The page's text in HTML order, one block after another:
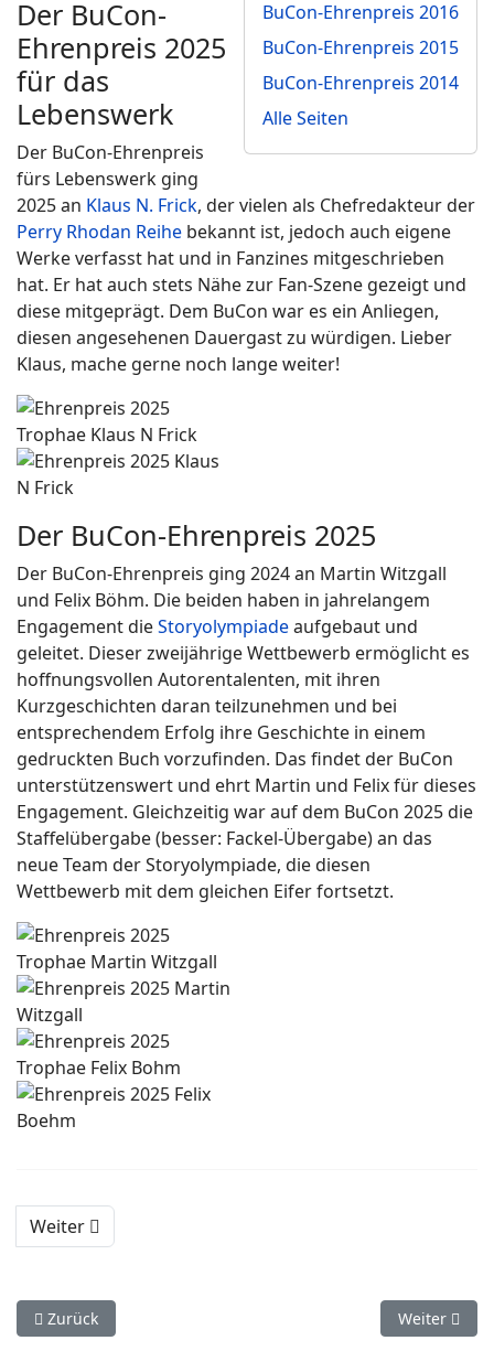
BuCon-Ehrenpreis 2016
BuCon-Ehrenpreis 2015
BuCon-Ehrenpreis 2014
Alle Seiten
Der BuCon-
Ehrenpreis 2025
für das
Lebenswerk
Der BuCon-Ehrenpreis
fürs Lebenswerk ging
2025 an Klaus N. Frick, der vielen als Chefredakteur der
Perry Rhodan Reihe bekannt ist, jedoch auch eigene
Werke verfasst hat und in Fanzines mitgeschrieben
hat. Er hat auch stets Nähe zur Fan-Szene gezeigt und
diese mitgeprägt. Dem BuCon war es ein Anliegen,
diesen angesehenen Dauergast zu würdigen. Lieber
Klaus, mache gerne noch lange weiter!
Der BuCon-Ehrenpreis 2025
Der BuCon-Ehrenpreis ging 2024 an Martin Witzgall
und Felix Böhm. Die beiden haben in jahrelangem
Engagement dieStoryolympiadeaufgebaut und
geleitet. Dieser zweijährige Wettbewerb ermöglicht es
hoffnungsvollen Autorentalenten, mit ihren
Kurzgeschichten daran teilzunehmen und bei
entsprechendem Erfolg ihre Geschichte in einem
gedruckten Buch vorzufinden. Das findet der BuCon
unterstützenswert und ehrt Martin und Felix für dieses
Engagement. Gleichzeitig war auf dem BuCon 2025 die
Staffelübergabe (besser: Fackel-Übergabe) an das
neue Team der Storyolympiade, die diesen
Wettbewerb mit dem gleichen Eifer fortsetzt.
Weiter
Vorheriger Beitrag: Impressum
Zurück Nächster
Weiter